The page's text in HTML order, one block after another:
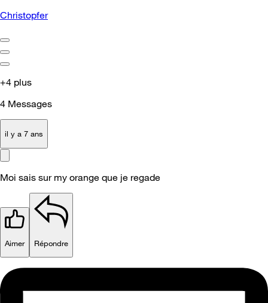
Christopfer
+4 plus
4 Messages
il y a 7 ans
Moi sais sur my orange que je regade
Aimer Répondre